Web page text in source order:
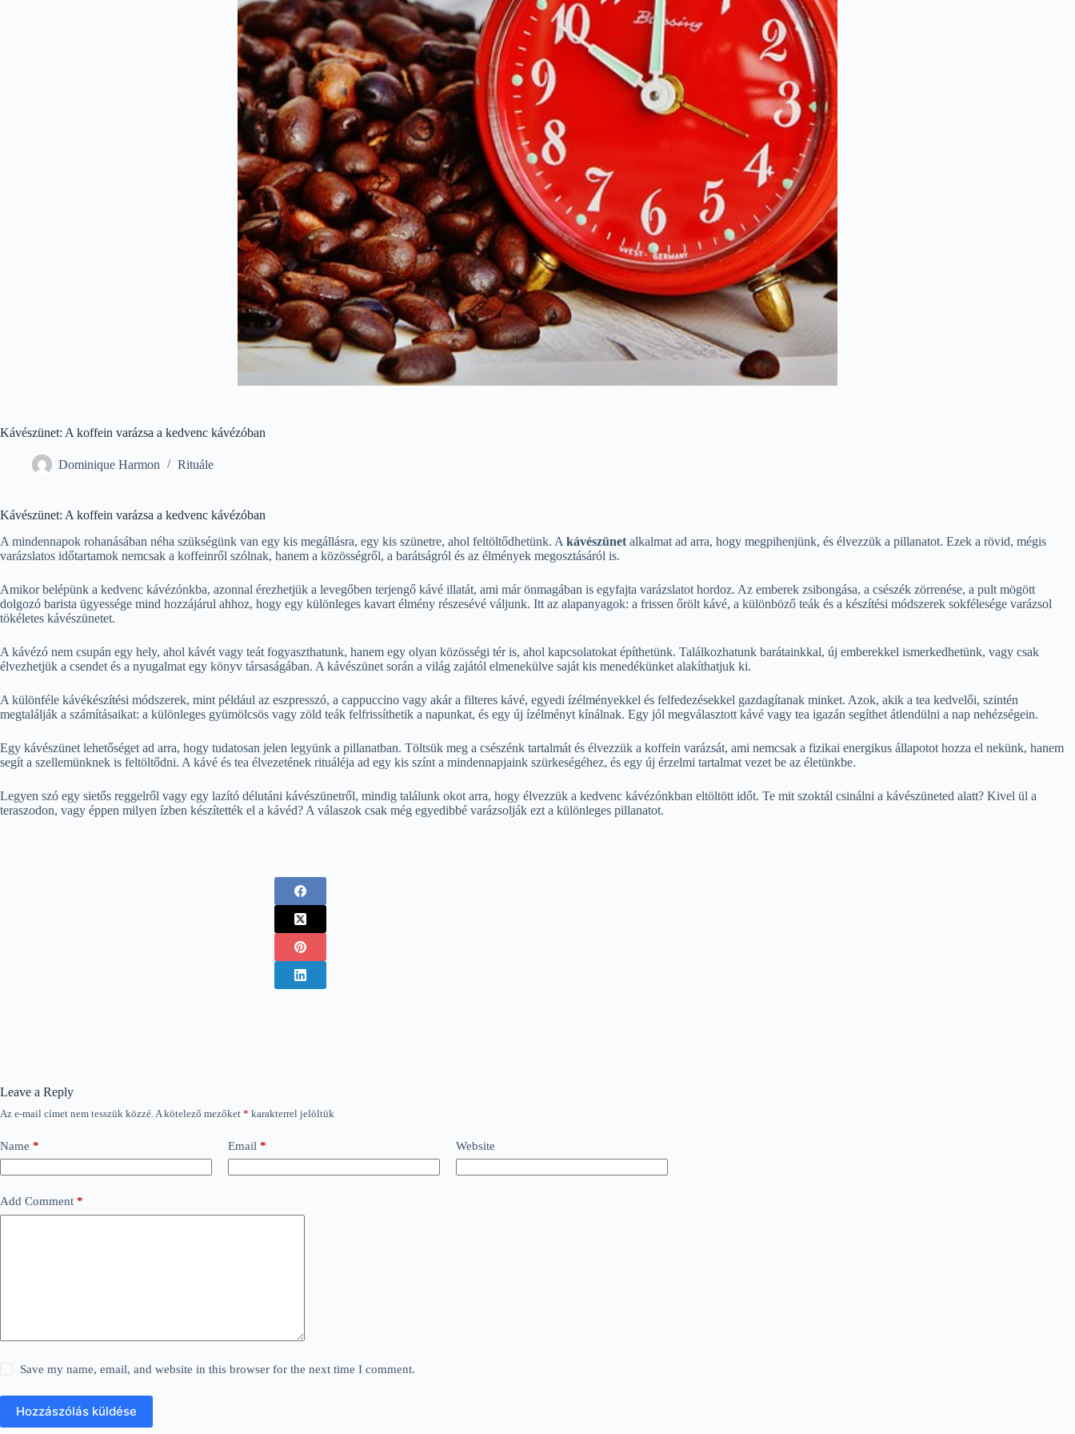
Kávészünet: A koffein varázsa a kedvenc kávézóban
Dominique Harmon Rituále
Kávészünet: A koffein varázsa a kedvenc kávézóban
A mindennapok rohanásában néha szükségünk van egy kis megállásra, egy kis szünetre, ahol feltöltődhetünk. A kávészünet alkalmat ad arra, hogy megpihenjünk, és élvezzük a pillanatot. Ezek a rövid, mégis
varázslatos időtartamok nemcsak a koffeinről szólnak, hanem a közösségről, a barátságról és az élmények megosztásáról is.
Amikor belépünk a kedvenc kávézónkba, azonnal érezhetjük a levegőben terjengő kávé illatát, ami már önmagában is egyfajta varázslatot hordoz. Az emberek zsibongása, a csészék zörrenése, a pult mögött
dolgozó barista ügyessége mind hozzájárul ahhoz, hogy egy különleges kavart élmény részesévé váljunk. Itt az alapanyagok: a frissen őrölt kávé, a különböző teák és a készítési módszerek sokfélesége varázsol
tökéletes kávészünetet.
A kávézó nem csupán egy hely, ahol kávét vagy teát fogyaszthatunk, hanem egy olyan közösségi tér is, ahol kapcsolatokat építhetünk. Találkozhatunk barátainkkal, új emberekkel ismerkedhetünk, vagy csak
élvezhetjük a csendet és a nyugalmat egy könyv társaságában. A kávészünet során a világ zajától elmenekülve saját kis menedékünket alakíthatjuk ki.
A különféle kávékészítési módszerek, mint például az eszpresszó, a cappuccino vagy akár a filteres kávé, egyedi ízélményekkel és felfedezésekkel gazdagítanak minket. Azok, akik a tea kedvelői, szintén
megtalálják a számításaikat: a különleges gyümölcsös vagy zöld teák felfrissíthetik a napunkat, és egy új ízélményt kínálnak. Egy jól megválasztott kávé vagy tea igazán segíthet átlendülni a nap nehézségein.
Egy kávészünet lehetőséget ad arra, hogy tudatosan jelen legyünk a pillanatban. Töltsük meg a csészénk tartalmát és élvezzük a koffein varázsát, ami nemcsak a fizikai energikus állapotot hozza el nekünk, hanem
segít a szellemünknek is feltöltődni. A kávé és tea élvezetének rituáléja ad egy kis színt a mindennapjaink szürkeségéhez, és egy új érzelmi tartalmat vezet be az életünkbe.
Legyen szó egy sietős reggelről vagy egy lazító délutáni kávészünetről, mindig találunk okot arra, hogy élvezzük a kedvenc kávézónkban eltöltött időt. Te mit szoktál csinálni a kávészüneted alatt? Kivel ül a
teraszodon, vagy éppen milyen ízben készítették el a kávéd? A válaszok csak még egyedibbé varázsolják ezt a különleges pillanatot.
Leave a Reply
Az e-mail címet nem tesszük közzé. A kötelező mezőket * karakterrel jelöltük
Name * Email * Website
Add Comment *
Save my name, email, and website in this browser for the next time I comment.
Hozzászólás küldése